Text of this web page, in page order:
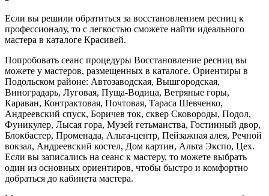
Если вы решили обратиться за восстановлением ресниц к
профессионалу, то с легкостью сможете найти идеального
мастера в каталоге Красивей.
Попробовать сеанс процедуры Восстановление ресниц вы
можете у мастеров, размещенных в каталоге. Ориентиры в
Подольском районе: Автозаводская, Вышгородская,
Виноградарь, Луговая, Пуща-Водица, Ветряные горы,
Караван, Контрактовая, Почтовая, Тараса Шевченко,
Андреевский спуск, Боричев ток, сквер Сковороды, Подол,
Фуникулер, Лысая гора, Музей гетьманства, Гостинный двор,
Блокбастер, Променада, Альта-центр, Пейзажная алея, Речной
вокзал, Андреевский костел, Дом картин, Альта Экспо, Цех.
Если вы записались на сеанс к мастеру, то можете выбрать
один из основных ориентиров, чтобы быстро и комфортно
добраться до кабинета мастера.